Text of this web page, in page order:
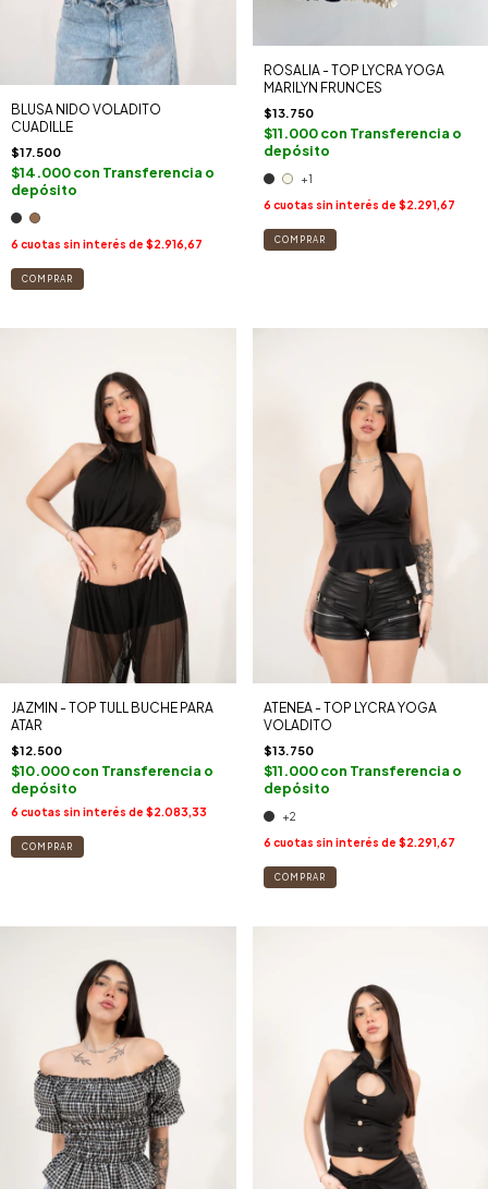
BLUSA NIDO VOLADITO
CUADILLE
$17.500
$14.000con Transferencia o
depósito
6 cuotas sin interés de $2.916,67
COMPRAR
ROSALIA - TOP LYCRA YOGA
MARILYN FRUNCES
$13.750
$11.000con Transferencia o
depósito
+1
6 cuotas sin interés de $2.291,67
COMPRAR
JAZMIN - TOP TULL BUCHE PARA
ATAR
$12.500
$10.000con Transferencia o
depósito
6 cuotas sin interés de $2.083,33
COMPRAR
ATENEA - TOP LYCRA YOGA
VOLADITO
$13.750
$11.000con Transferencia o
depósito
+2
6 cuotas sin interés de $2.291,67
COMPRAR